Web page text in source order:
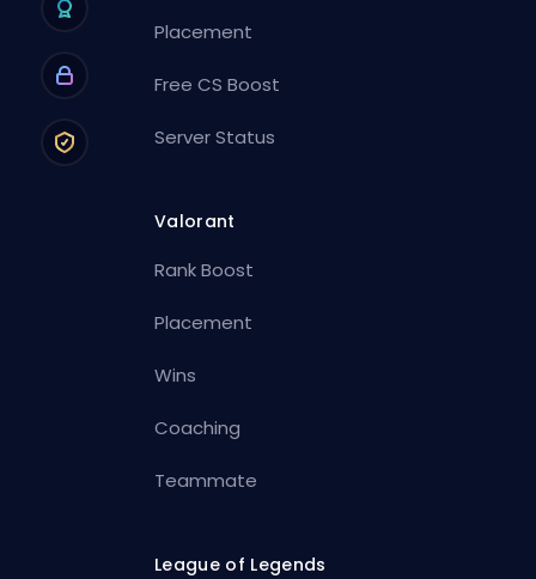
Placement
Free CS Boost
Server Status
Valorant
Rank Boost
Placement
Wins
Coaching
Teammate
League of Legends